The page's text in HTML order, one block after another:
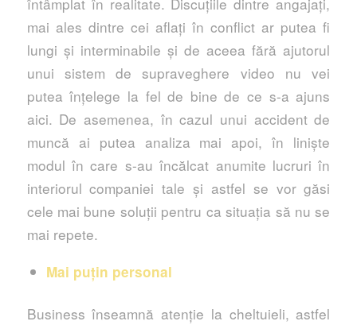
mai ales dintre cei aflați în conflict ar putea fi
lungi și interminabile și de aceea fără ajutorul
unui sistem de supraveghere video nu vei
putea înțelege la fel de bine de ce s-a ajuns
aici. De asemenea, în cazul unui accident de
muncă ai putea analiza mai apoi, în liniște
modul în care s-au încălcat anumite lucruri în
interiorul companiei tale și astfel se vor găsi
cele mai bune soluții pentru ca situația să nu se
mai repete.
Mai puțin personal
Business înseamnă atenție la cheltuieli, astfel